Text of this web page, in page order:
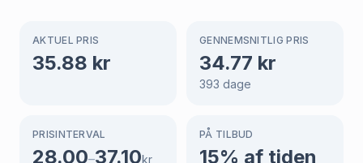
AKTUEL PRIS
35.88 kr
GENNEMSNITLIG PRIS
34.77 kr
393 dage
PRISINTERVAL
28.00–37.10kr
PÅ TILBUD
15% af tiden